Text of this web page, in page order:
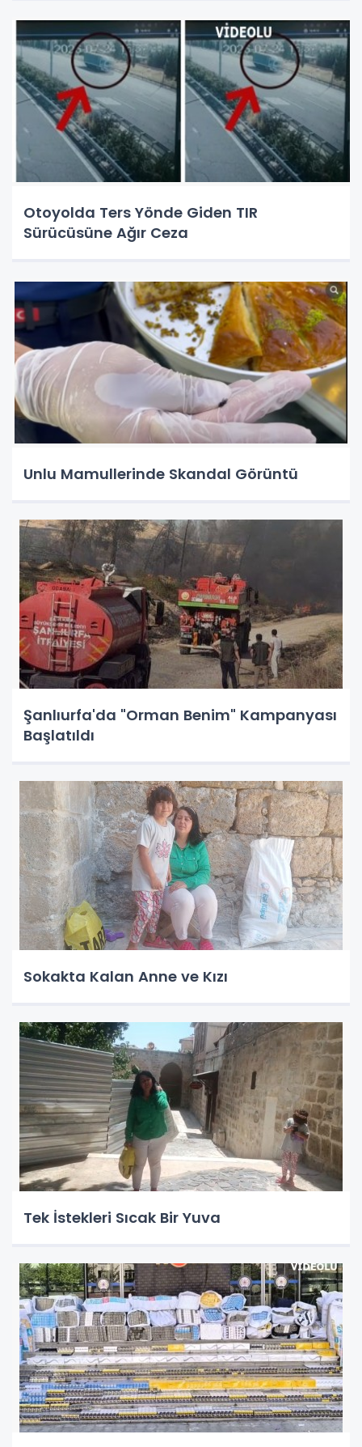
Otoyolda Ters Yönde Giden TIR
Sürücüsüne Ağır Ceza
Unlu Mamullerinde Skandal Görüntü
Şanlıurfa'da "Orman Benim" Kampanyası
Başlatıldı
Sokakta Kalan Anne ve Kızı
Tek İstekleri Sıcak Bir Yuva